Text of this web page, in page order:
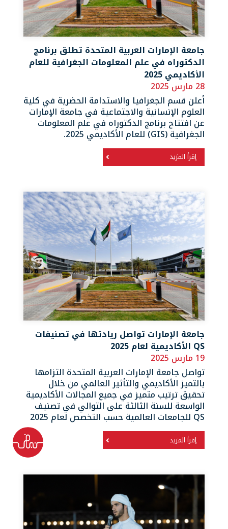
جامعة الإمارات العربية المتحدة تطلق برنامج
الدكتوراه في علم المعلومات الجغرافية للعام
الأكاديمي 2025
28 مارس 2025
أعلن قسم الجغرافيا والاستدامة الحضرية في كلية
العلوم الإنسانية والاجتماعية في جامعة الإمارات
عن افتتاح برنامج الدكتوراه في علم المعلومات
الجغرافية (GIS) للعام الأكاديمي 2025.
إقرأ المزيد
جامعة الإمارات تواصل ريادتها في تصنيفات
QS الأكاديمية لعام 2025
19 مارس 2025
تواصل جامعة الإمارات العربية المتحدة التزامها
بالتميز الأكاديمي والتأثير العالمي من خلال
تحقيق ترتيب متميز في جميع المجالات الأكاديمية
الواسعة للسنة الثالثة على التوالي في تصنيف
QS للجامعات العالمية حسب التخصص لعام 2025
إقرأ المزيد